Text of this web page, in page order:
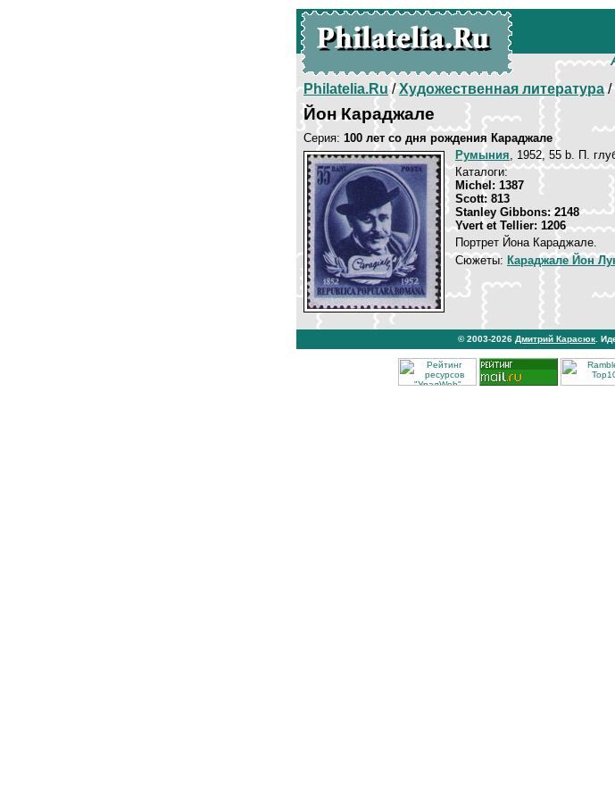
Philatelia.Ru/Художественная литература/
Йон Караджале
Серия: 100 лет со дня рождения Караджале
Румыния, 1952, 55 b. П.
Каталоги:
Michel: 1387
Scott: 813
Stanley Gibbons: 2148
Yvert et Tellier: 1206
Портрет Йона Караджале.
Сюжеты: Караджале Йон
© 2003-2026 Дмитрий Карасюк .